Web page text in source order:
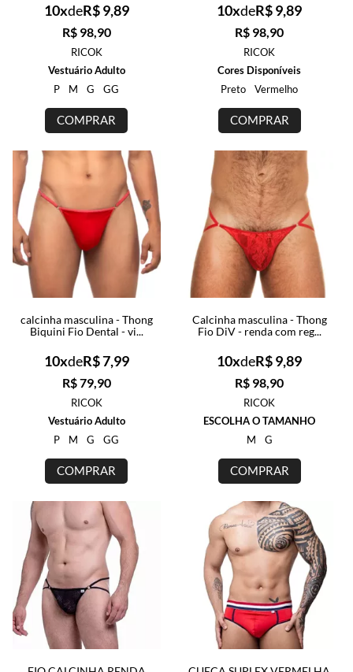
R$ 98,90
10xdeR$ 9,89
RICOK
Vestuário Adulto
P
M G GG
COMPRAR
R$ 98,90
10xdeR$ 9,89
RICOK
Cores Disponíveis
Preto
Vermelho
COMPRAR
calcinha masculina - Thong
Biquini Fio Dental - vi...
R$ 79,90
10xdeR$ 7,99
RICOK
Vestuário Adulto
P
M G GG
COMPRAR
Calcinha masculina - Thong
Fio DiV - renda com reg...
R$ 98,90
10xdeR$ 9,89
RICOK
ESCOLHA O TAMANHO
M
G
COMPRAR